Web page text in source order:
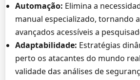
Automação: Elimina a
manual especializado, tornando
avançados acessíveis a
Adaptabilidade: Estratégias
perto os atacantes do mundo
validade das análises de